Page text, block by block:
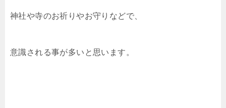
神社や寺のお祈りやお守りなどで、
意識される事が多いと思います。